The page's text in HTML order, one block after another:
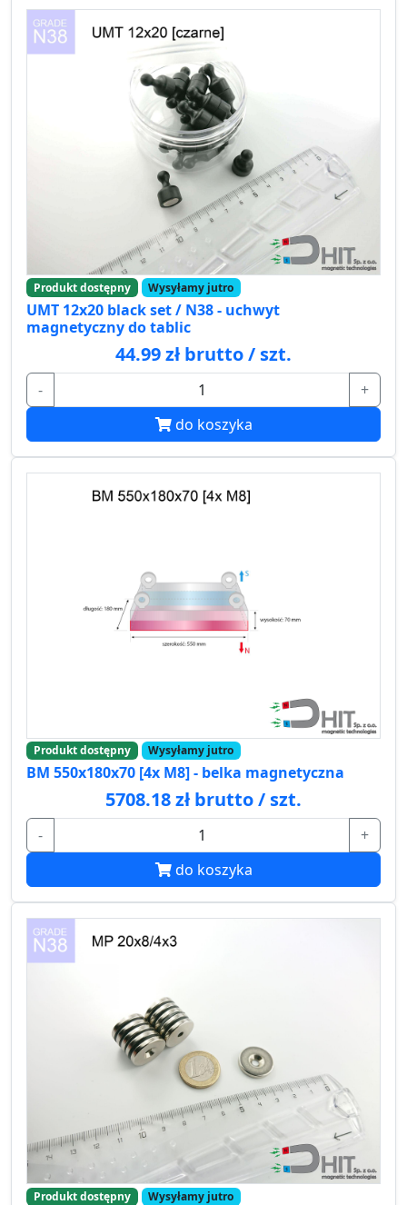
Produkt dostępny Wysyłamy jutro
UMT 12x20 black set / N38 - uchwyt
magnetyczny do tablic
44.99 zł brutto / szt.
-
+
do koszyka
Produkt dostępny Wysyłamy jutro
BM 550x180x70 [4x M8] - belka magnetyczna
5708.18 zł brutto / szt.
-
+
do koszyka
Produkt dostępny Wysyłamy jutro